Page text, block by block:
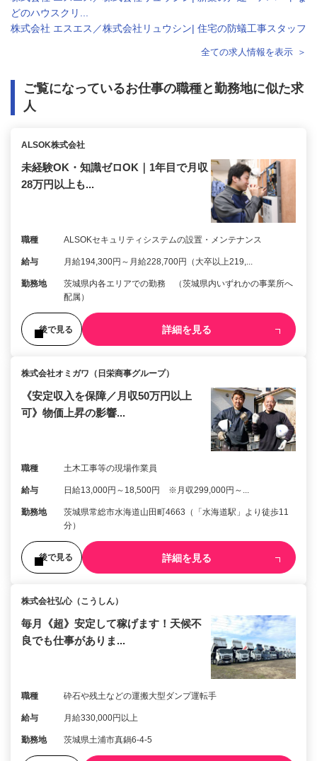
どのハウスクリ...
株式会社 エスエス／株式会社リュウシン| 住宅の防蟻工事スタッフ
全ての求人情報を表示
ご覧になっているお仕事の職種と勤務地に似た求
人
ALSOK株式会社
未経験OK・知識ゼロOK｜1年目で月収
28万円以上も...
職種 ALSOKセキュリティシステムの設置・メンテナンス
給与 月給194,300円～月給228,700円（大卒以上219,...
勤務地
茨城県内各エリアでの勤務 （茨城県内いずれかの事業所へ
配属）
後で見る 詳細を見る
株式会社オミガワ（日栄商事グループ）
《安定収入を保障／月収50万円以上
可》物価上昇の影響...
職種 土木工事等の現場作業員
給与 日給13,000円～18,500円 ※月収299,000円～...
勤務地
茨城県常総市水海道山田町4663（「水海道駅」より徒歩11
分）
後で見る 詳細を見る
株式会社弘心（こうしん）
毎月《超》安定して稼げます！天候不
良でも仕事がありま...
職種 砕石や残土などの運搬大型ダンプ運転手
給与 月給330,000円以上
勤務地 茨城県土浦市真鍋6-4-5